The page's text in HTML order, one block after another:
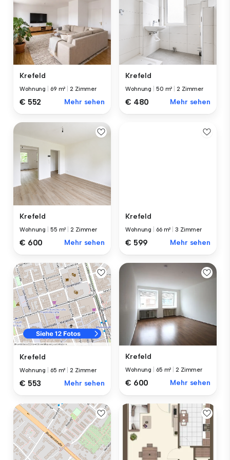
Krefeld
Wohnung 69 m² |2 Zimmer
€ 552 Mehr sehen
Krefeld
Wohnung 50 m² |2 Zimmer
€ 480 Mehr sehen
Krefeld
Wohnung 55 m² |2 Zimmer
€ 600 Mehr sehen
Krefeld
Wohnung 66 m² |3 Zimmer
€ 599 Mehr sehen
Krefeld
Wohnung 65 m² |2 Zimmer
€ 553 Mehr sehen
Krefeld
Wohnung 65 m² |2 Zimmer
€ 600 Mehr sehen